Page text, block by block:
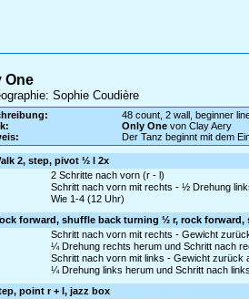
One
Sophie Coudière
48 count, 2 wall, beginner
Only One von Clay Aery
Der Tanz beginnt mit dem
2, step, pivot ½ l 2x
2 Schritte nach vorn (r - l)
Schritt nach vorn mit rechts - ½ Drehung
Wie 1-4 (12 Uhr)
forward, shuffle back turning ½ r, rock
Schritt nach vorn mit rechts - Gewicht
¼ Drehung rechts herum und Schritt nach
Schritt nach vorn mit links - Gewicht zurück
¼ Drehung links herum und Schritt nach
point r + l, jazz box